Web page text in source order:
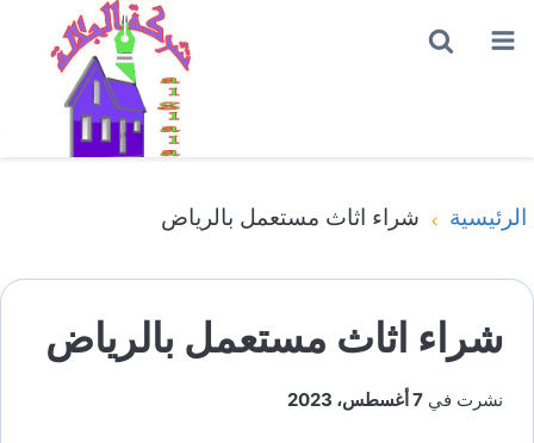
القائمة
الرئيسية شراء اثاث مستعمل بالرياض
شراء اثاث مستعمل بالرياض
نشرت في 7 أغسطس، 2023